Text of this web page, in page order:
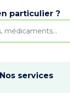
particulier ?
Nos services